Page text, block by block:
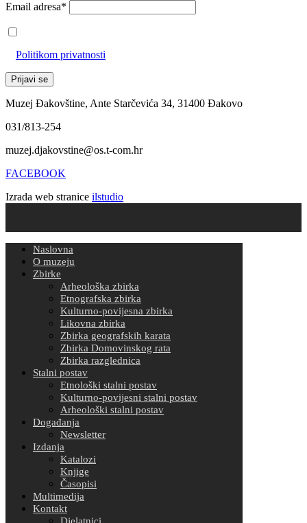
Email adresa*
Politikom privatnosti
Muzej Đakovštine, Ante Starčevića 34, 31400 Đakovo
031/813-254
muzej.djakovstine@os.t-com.hr
FACEBOOK
Izrada web stranice ilstudio
Naslovna
O muzeju
Zbirke
Arheološka zbirka
Etnografska zbirka
Kulturno-povijesna zbirka
Likovna zbirka
Zbirka geografskih karata
Zbirka Domovinskog rata
Zbirka razglednica
Stalni postav
Etnološki stalni postav
Kulturno-povijesni stalni postav
Arheološki stalni postav
Događanja
Newsletter
Izdanja
Katalozi
Knjige
Časopisi
Multimedija
Kontakt